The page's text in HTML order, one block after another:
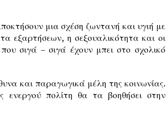
μια σχέση ζωντανή και υγιή με
εξαρτήσεων, η σεξουαλικότητα και οι
σιγά – σιγά έχουν μπει στο σχολικό
και παραγωγικά μέλη της κοινωνίας.
ενεργού πολίτη θα τα βοηθήσει στην